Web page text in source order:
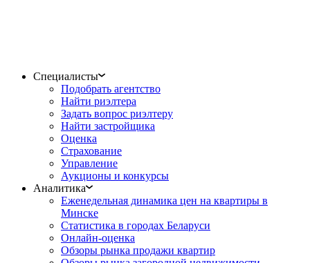
Специалисты
Подобрать агентство
Найти риэлтера
Задать вопрос риэлтеру
Найти застройщика
Оценка
Страхование
Управление
Аукционы и конкурсы
Аналитика
Еженедельная динамика цен на квартиры в
Минске
Статистика в городах Беларуси
Онлайн-оценка
Обзоры рынка продажи квартир